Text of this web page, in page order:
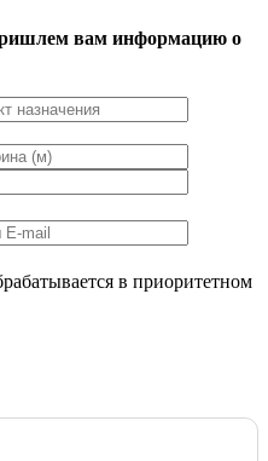
вам информацию о
в приоритетном